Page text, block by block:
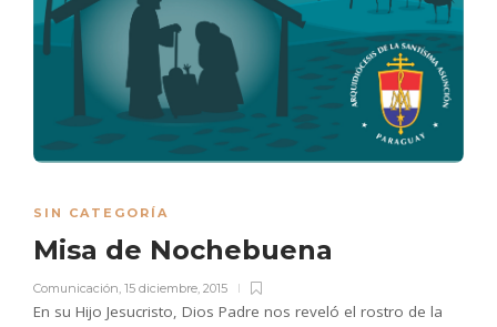
SIN CATEGORÍA
Misa de Nochebuena
Comunicación, 15 diciembre, 2015
En su Hijo Jesucristo, Dios Padre nos reveló el rostro de la